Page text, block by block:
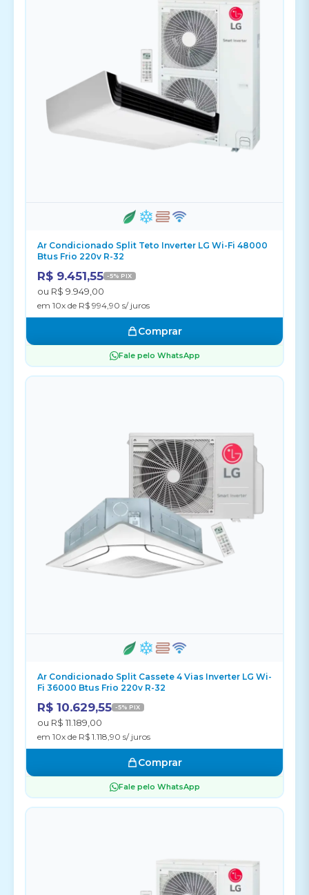
Ar Condicionado Split Teto Inverter LG Wi-Fi 48000
Btus Frio 220v R-32
R$ 9.451,55 -5% PIX
ou R$ 9.949,00
em 10x de R$ 994,90 s/ juros
Comprar
Fale pelo WhatsApp
Ar Condicionado Split Cassete 4 Vias Inverter LG Wi-
Fi 36000 Btus Frio 220v R-32
R$ 10.629,55 -5% PIX
ou R$ 11.189,00
em 10x de R$ 1.118,90 s/ juros
Comprar
Fale pelo WhatsApp